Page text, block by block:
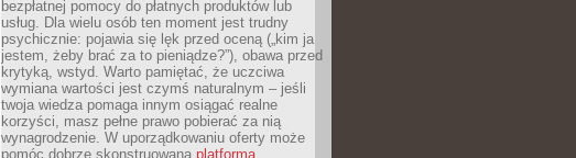
bezpłatnej pomocy do płatnych produktów lub
usług. Dla wielu osób ten moment jest trudny
psychicznie: pojawia się lęk przed oceną („kim ja
jestem, żeby brać za to pieniądze?”), obawa przed
krytyką, wstyd. Warto pamiętać, że uczciwa
wymiana wartości jest czymś naturalnym – jeśli
twoja wiedza pomaga innym osiągać realne
korzyści, masz pełne prawo pobierać za nią
wynagrodzenie. W uporządkowaniu oferty może
pomóc dobrze skonstruowana platforma